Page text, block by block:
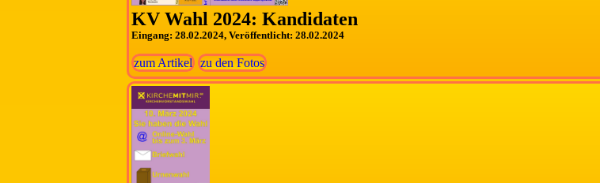
KV Wahl 2024: Kandidaten
Eingang: 28.02.2024, Veröffentlicht: 28.02.2024
zum Artikel zu den Fotos